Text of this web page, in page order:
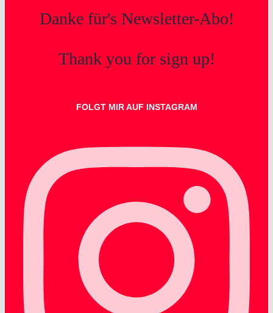
Danke für's Newsletter-Abo!
Thank you for sign up!
FOLGT MIR AUF INSTAGRAM